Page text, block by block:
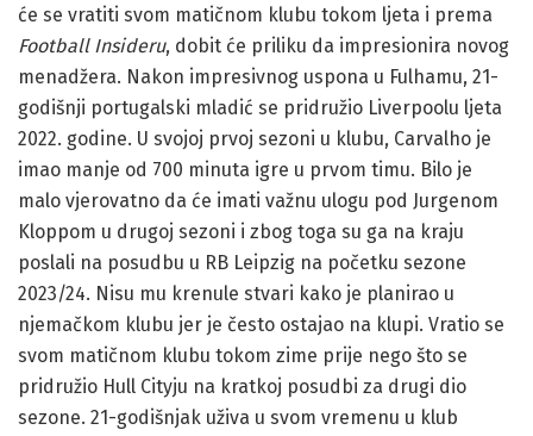
će se vratiti svom matičnom klubu tokom ljeta i prema
Football Insideru, dobit će priliku da impresionira novog
menadžera. Nakon impresivnog uspona u Fulhamu, 21-
godišnji portugalski mladić se pridružio Liverpoolu ljeta
2022. godine. U svojoj prvoj sezoni u klubu, Carvalho je
imao manje od 700 minuta igre u prvom timu. Bilo je
malo vjerovatno da će imati važnu ulogu pod Jurgenom
Kloppom u drugoj sezoni i zbog toga su ga na kraju
poslali na posudbu u RB Leipzig na početku sezone
2023/24. Nisu mu krenule stvari kako je planirao u
njemačkom klubu jer je često ostajao na klupi. Vratio se
svom matičnom klubu tokom zime prije nego što se
pridružio Hull Cityju na kratkoj posudbi za drugi dio
sezone. 21-godišnjak uživa u svom vremenu u klub